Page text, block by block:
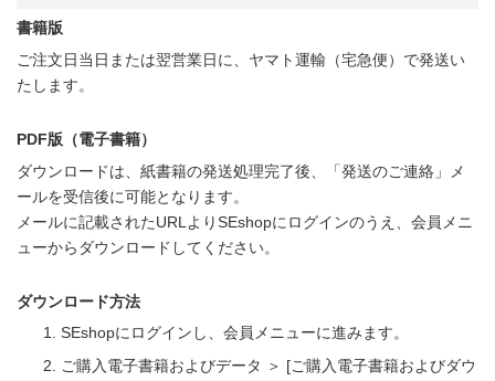
書籍版
ご注文日当日または翌営業日に、ヤマト運輸（宅急便）で発送い
たします。
PDF版（電子書籍）
ダウンロードは、紙書籍の発送処理完了後、「発送のご連絡」メ
ールを受信後に可能となります。
メールに記載されたURLよりSEshopにログインのうえ、会員メニ
ューからダウンロードしてください。
ダウンロード方法
SEshopにログインし、会員メニューに進みます。
ご購入電子書籍およびデータ ＞ [ご購入電子書籍およびダウ